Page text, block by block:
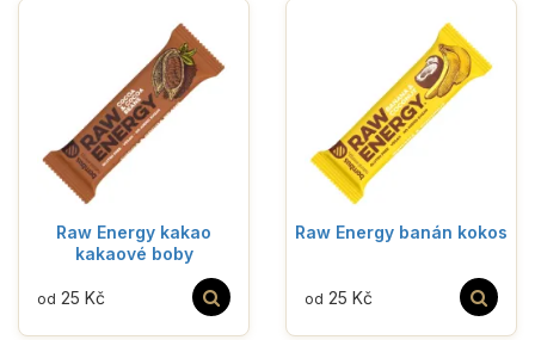
Raw Energy kakao
kakaové boby
od 25 Kč
Raw Energy banán kokos
od 25 Kč